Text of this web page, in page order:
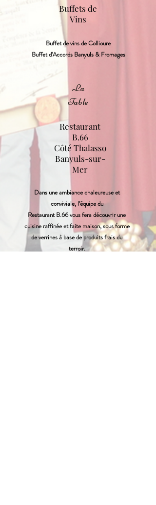
Buffets de
Vins
Buffet de vins de Collioure
Buffet d'Accords Banyuls & Fromages
La
Table
Restaurant
B.66
Côté Thalasso
Banyuls-sur-
Mer
Dans une ambiance chaleureuse et
conviviale, l’équipe du
Restaurant B.66 vous fera découvrir une
cuisine raffinée et faite maison, sous forme
de verrines à base de produits frais du
terroir.